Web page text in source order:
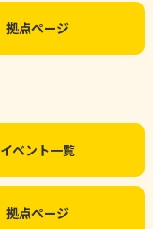
拠点ページ
イベント一覧
拠点ページ